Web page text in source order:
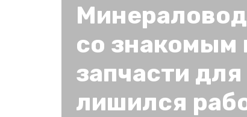
со знакомым
запчасти
лишился